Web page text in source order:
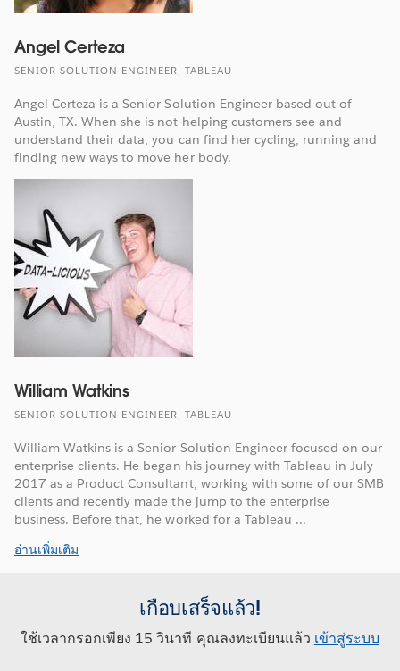
Angel Certeza
SENIOR SOLUTION ENGINEER, TABLEAU
Angel Certeza is a Senior Solution Engineer based out of
Austin, TX. When she is not helping customers see and
understand their data, you can find her cycling, running and
finding new ways to move her body.
William Watkins
SENIOR SOLUTION ENGINEER, TABLEAU
William Watkins is a Senior Solution Engineer focused on our
enterprise clients. He began his journey with Tableau in July
2017 as a Product Consultant, working with some of our SMB
clients and recently made the jump to the enterprise
business. Before that, he worked for a Tableau ...
อ่านเพิ่มเติม
เกือบเสร็จแล้ว!
ใช้เวลากรอกเพียง 15 วินาที คุณลงทะเบียนแล้ว เข้าสู่ระบบ